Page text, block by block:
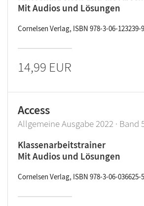
Mit Audios und Lösungen
Cornelsen Verlag, ISBN 978-3-06-123239-9
14,99 EUR
Access
Allgemeine Ausgabe 2022 · Band
Klassenarbeitstrainer
Mit Audios und Lösungen
Cornelsen Verlag, ISBN 978-3-06-036625-5